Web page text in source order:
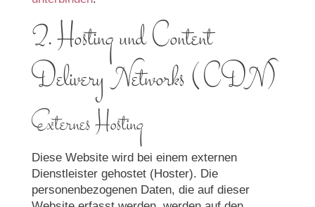
2. Hosting und Content
Delivery Networks (CDN)
Externes Hosting
Diese Website wird bei einem externen
Dienstleister gehostet (Hoster). Die
personenbezogenen Daten, die auf dieser